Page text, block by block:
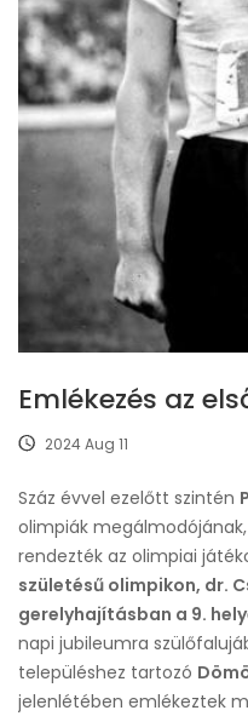
Emlékezés az
2024 Aug 11
Száz évvel ezelőtt szintén
olimpiák megálmodójának,
rendezték az olimpiai
születésű olimpikon, dr.
gerelyhajításban a 9.
napi jubileumra
településhez tartozó
jelenlétében emlékeztek